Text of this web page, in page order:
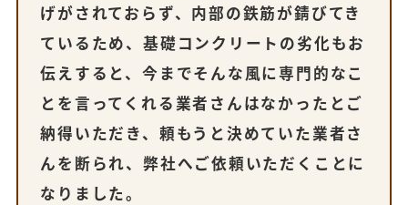
げがされておらず、内部の鉄筋が錆びてき
ているため、基礎コンクリートの劣化もお
伝えすると、今までそんな風に専門的なこ
とを言ってくれる業者さんはなかったとご
納得いただき、頼もうと決めていた業者さ
んを断られ、弊社へご依頼いただくことに
なりました。